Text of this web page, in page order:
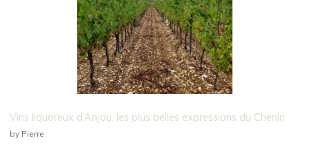
Vins liquoreux d’Anjou, les plus belles expressions du Chenin
by Pierre